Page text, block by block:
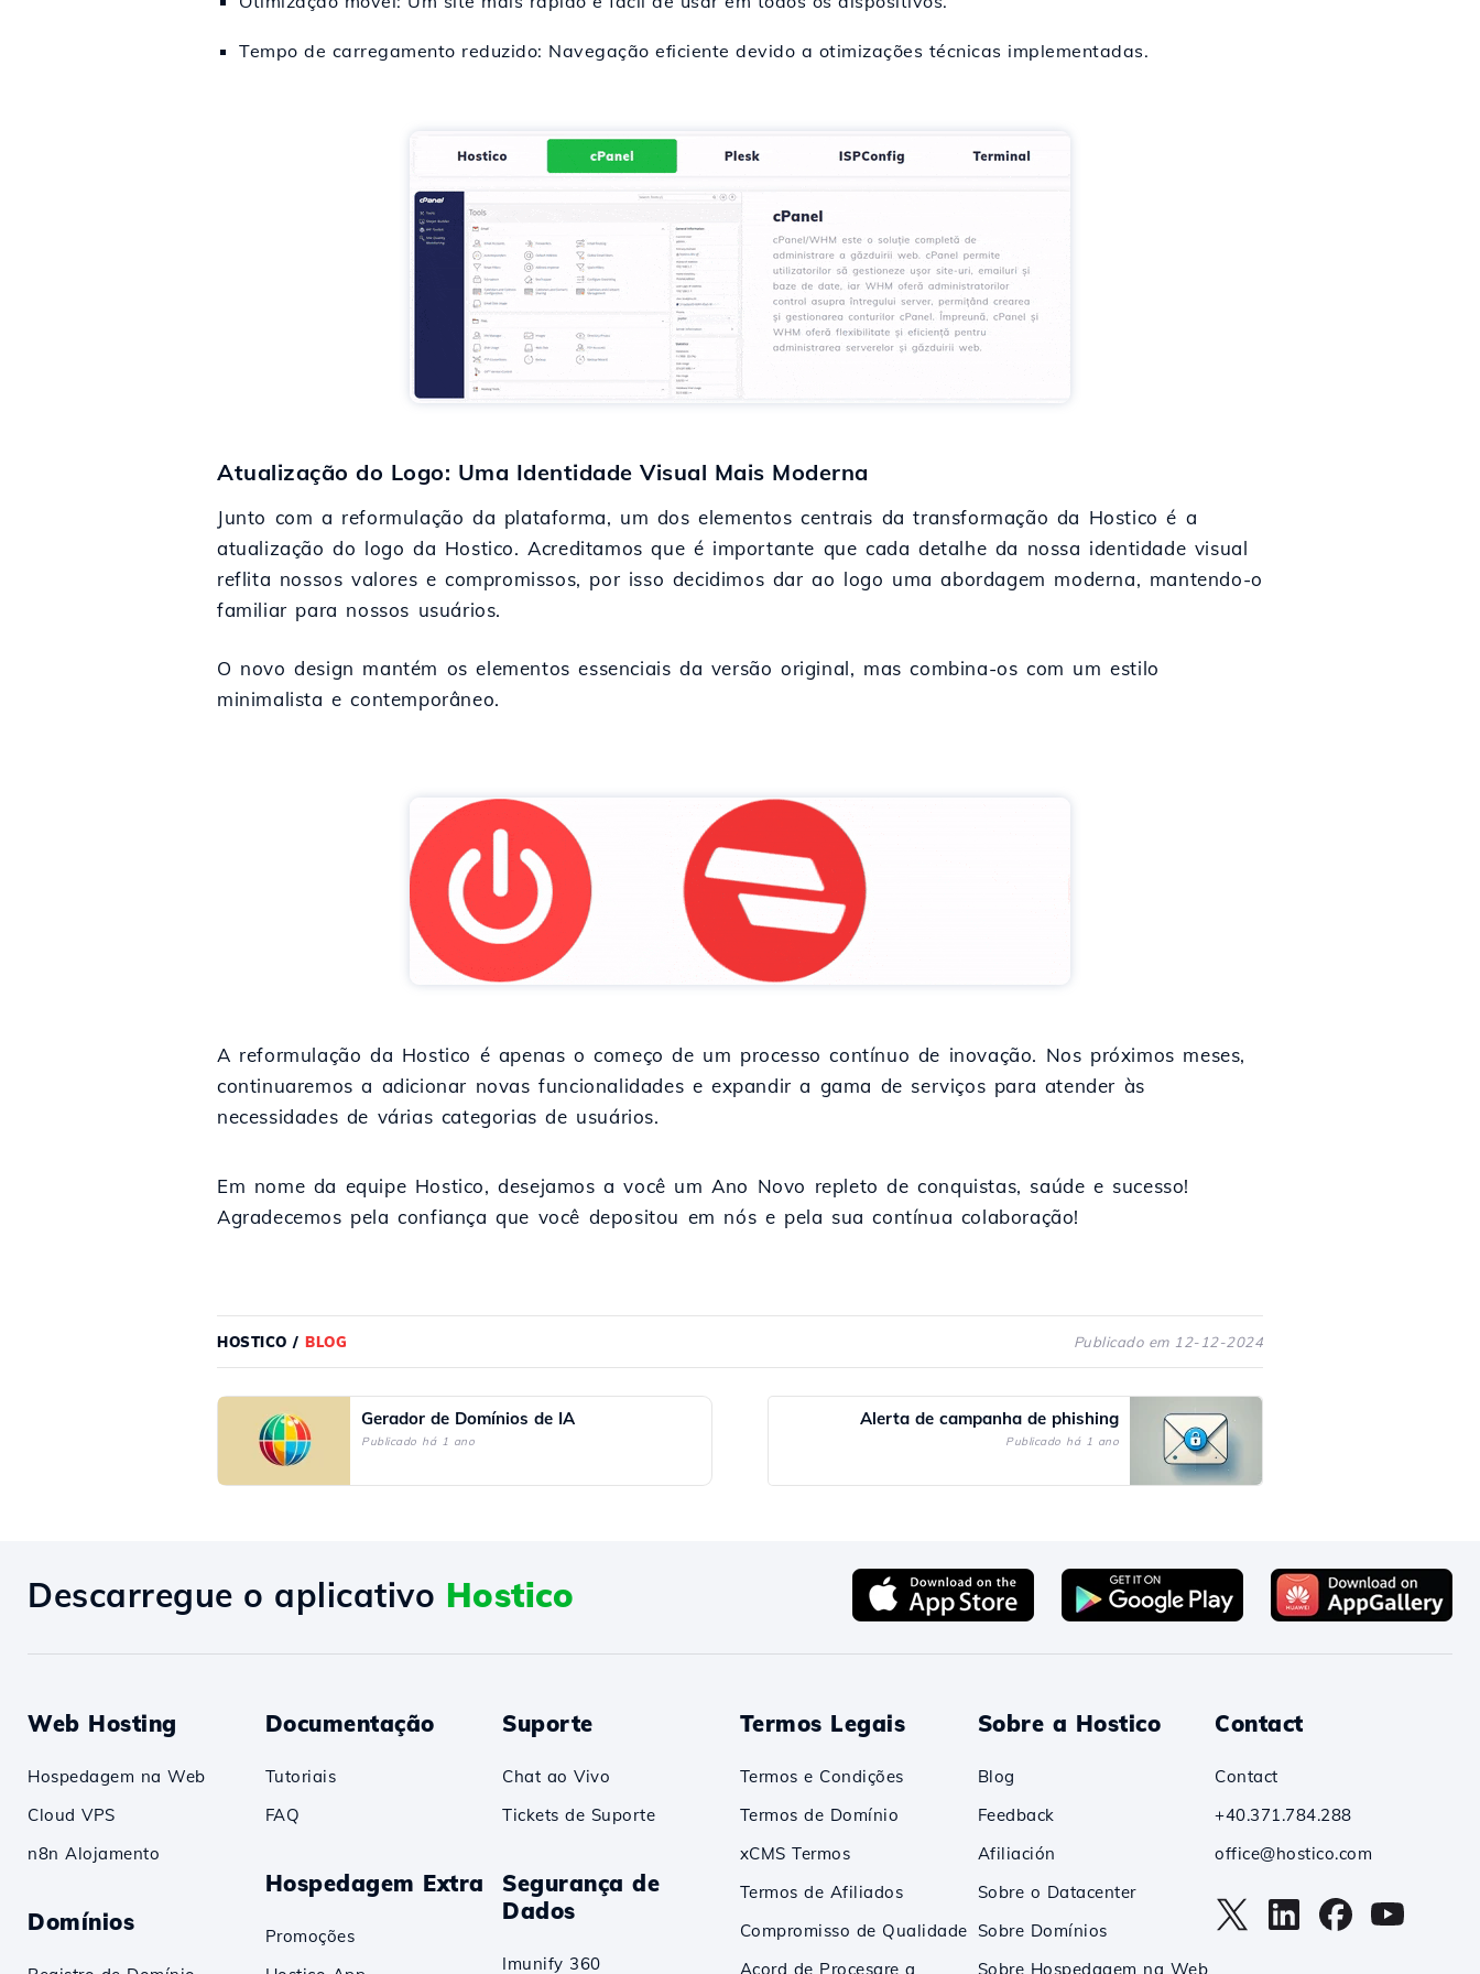
Tempo de carregamento reduzido: Navegação eficiente devido a otimizações técnicas implementadas.
Atualização do Logo: Uma Identidade Visual Mais Moderna
Junto com a reformulação da plataforma, um dos elementos centrais da transformação da Hostico é a
atualização do logo da Hostico. Acreditamos que é importante que cada detalhe da nossa identidade visual
reflita nossos valores e compromissos, por isso decidimos dar ao logo uma abordagem moderna, mantendo-o
familiar para nossos usuários.
O novo design mantém os elementos essenciais da versão original, mas combina-os com um estilo
minimalista e contemporâneo.
A reformulação da Hostico é apenas o começo de um processo contínuo de inovação. Nos próximos meses,
continuaremos a adicionar novas funcionalidades e expandir a gama de serviços para atender às
necessidades de várias categorias de usuários.
Em nome da equipe Hostico, desejamos a você um Ano Novo repleto de conquistas, saúde e sucesso!
Agradecemos pela confiança que você depositou em nós e pela sua contínua colaboração!
HOSTICO / BLOG Publicado em 12-12-2024
Gerador de Domínios de IA
Publicado há 1 ano
Alerta de campanha de phishing
Publicado há 1 ano
Descarregue o aplicativo Hostico
Web Hosting
Hospedagem na Web
Cloud VPS
n8n Alojamento
Domínios
Documentação
Tutoriais
FAQ
Hospedagem Extra
Promoções
Suporte
Chat ao Vivo
Tickets de Suporte
Segurança de
Dados
Imunify 360
Termos Legais
Termos e Condições
Termos de Domínio
xCMS Termos
Termos de Afiliados
Compromisso de Qualidade
Acord de Procesare a
Sobre a Hostico
Blog
Feedback
Afiliación
Sobre o Datacenter
Sobre Domínios
Sobre Hospedagem na Web
Contact
Contact
+40.371.784.288
office@hostico.com